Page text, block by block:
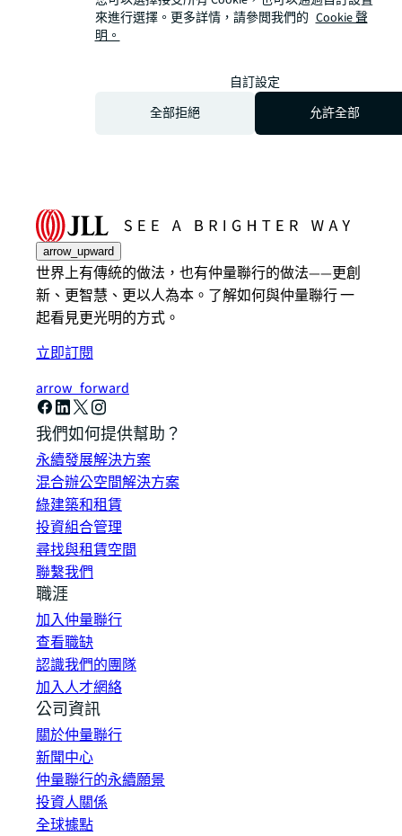
arrow_upward
世界上有傳統的做法，也有仲量聯行的做法——更創
新、更智慧、更以人為本。了解如何與仲量聯行 一
起看見更光明的方式。
立即訂閱
arrow_forward
我們如何提供幫助？
永續發展解決方案
混合辦公空間解決方案
綠建築和租賃
投資組合管理
尋找與租賃空間
聯繫我們
職涯
加入仲量聯行
查看職缺
認識我們的團隊
加入人才網絡
公司資訊
關於仲量聯行
新聞中心
仲量聯行的永續願景
投資人關係
全球據點
來進行選擇。更多詳情，請參閲我們的 Cookie 聲
明。
自訂設定
全部拒絕
允許全部